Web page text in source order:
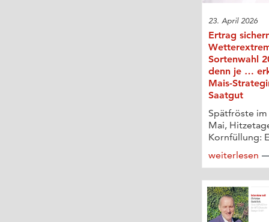
23. April 2026
Ertrag
Sortenwahl
denn je …
Mais-
Saatgut
Spätfröste
Mai,
Kornfüllung:
weiterlesen